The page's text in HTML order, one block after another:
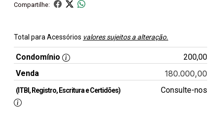
Compartilhe:
Total para Acessórios valores sujeitos a alteração.
Condomínio
200,00
Venda
180.000,00
(ITBI, Registro, Escritura e Certidões) Consulte-nos